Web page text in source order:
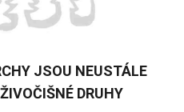
JSOU NEUSTÁLE
DRUHY